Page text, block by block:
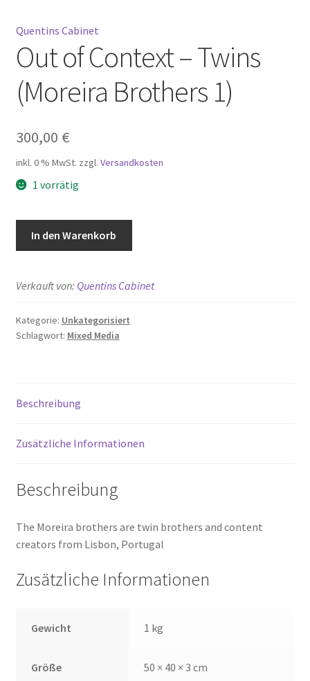
Quentins Cabinet
Out of Context – Twins
(Moreira Brothers 1)
300,00 €
inkl. 0 % MwSt. zzgl. Versandkosten
1 vorrätig
-
(Moreira
Brothers
In den Warenkorb
Verkauft von: Quentins Cabinet
Kategorie: Unkategorisiert
Schlagwort: Mixed Media
Beschreibung
Zusätzliche Informationen
Beschreibung
The Moreira brothers are twin brothers and content
creators from Lisbon, Portugal
Zusätzliche Informationen
Gewicht 1 kg
Größe 50 × 40 × 3 cm